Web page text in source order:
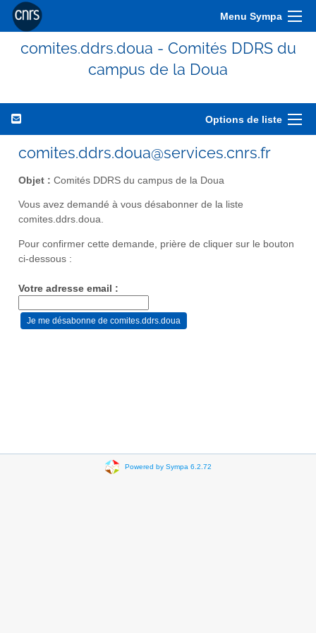
Menu Sympa
comites.ddrs.doua - Comités DDRS du
campus de la Doua
Options de liste
comites.ddrs.doua@services.cnrs.fr
Objet : Comités DDRS du campus de la Doua
Vous avez demandé à vous désabonner de la liste
comites.ddrs.doua.
Pour confirmer cette demande, prière de cliquer sur le bouton
ci-dessous :
Votre adresse email :
Powered by Sympa 6.2.72